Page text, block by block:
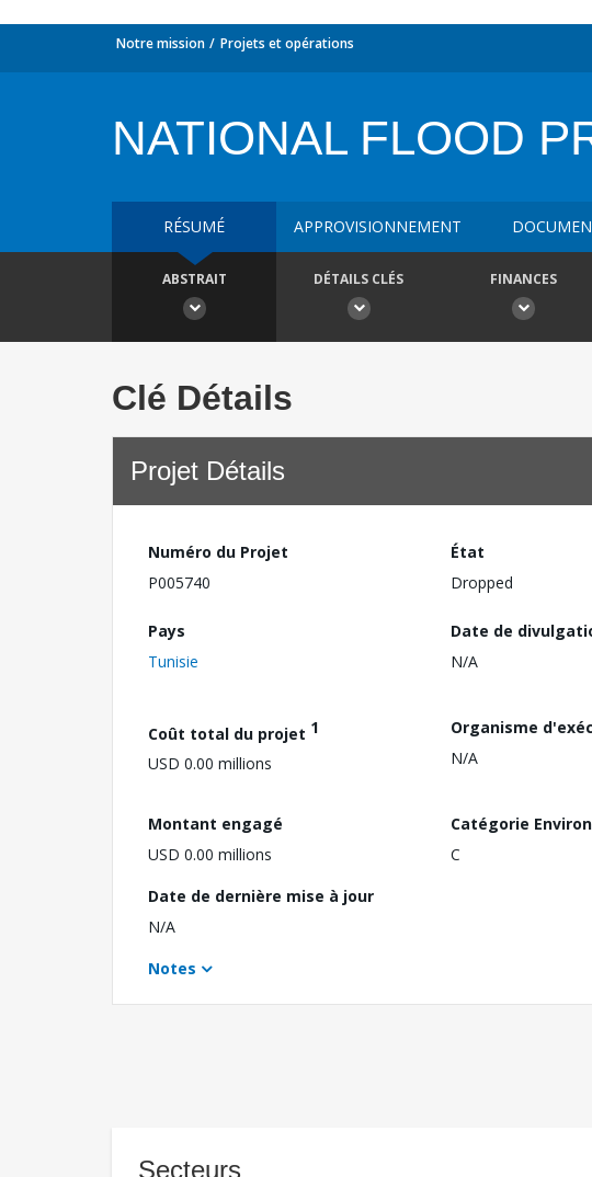
Notre mission Projets et opérations
NATIONAL FLOOD
RÉSUMÉ APPROVISIONNEMENT
ABSTRAIT DÉTAILS CLÉS FINANCES
Clé Détails
Projet Détails
Numéro du Projet
P005740
État
Dropped
Pays
Tunisie
Date de
N/A
Coût total du projet 1
USD 0.00 millions
Organisme
N/A
Montant engagé
USD 0.00 millions
Catégorie
C
Date de dernière mise à jour
N/A
Notes
Secteurs